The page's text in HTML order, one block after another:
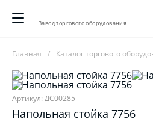
Завод торгового оборудования
Главная Каталог торгового
Артикул: ДС00285
Напольная стойка 7756